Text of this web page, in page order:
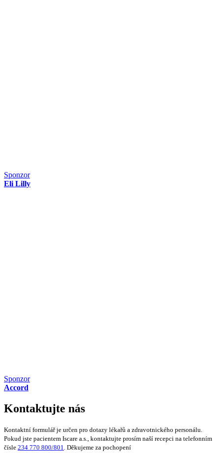
Sponzor
Eli Lilly
Sponzor
Accord
Kontaktujte nás
Kontaktní formulář je určen pro dotazy lékařů a zdravotnického personálu.
Pokud jste pacientem Iscare a.s., kontaktujte prosím naší recepci na telefonním
čísle 234 770 800/801. Děkujeme za pochopení